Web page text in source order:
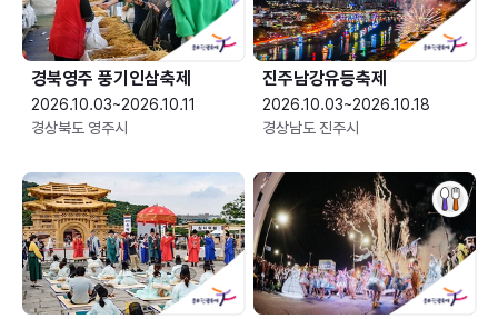
경북영주 풍기인삼축제
2026.10.03~2026.10.11
경상북도 영주시
진주남강유등축제
2026.10.03~2026.10.18
경상남도 진주시